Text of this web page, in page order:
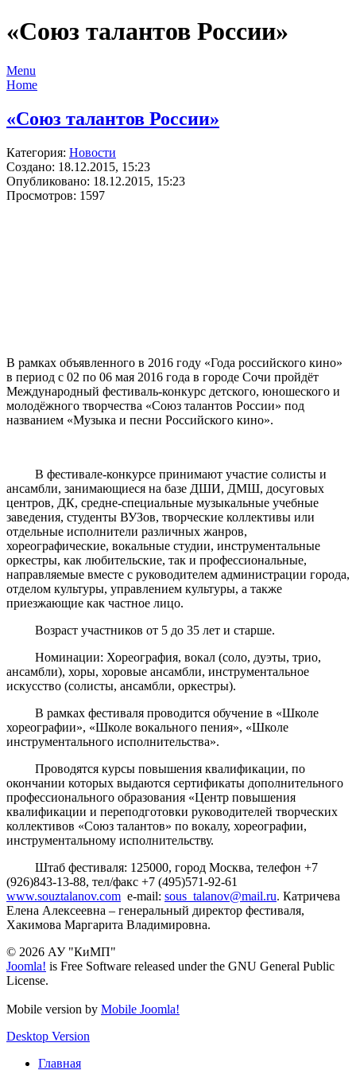
«Союз талантов России»
Menu
Home
«Союз талантов России»
Категория: Новости
Создано: 18.12.2015, 15:23
Опубликовано: 18.12.2015, 15:23
Просмотров: 1597
В рамках объявленного в 2016 году «Года российского кино»
в период с 02 по 06 мая 2016 года в городе Сочи пройдёт
Международный фестиваль-конкурс детского, юношеского и
молодёжного творчества «Союз талантов России» под
названием «Музыка и песни Российского кино».
В фестивале-конкурсе принимают участие солисты и
ансамбли, занимающиеся на базе ДШИ, ДМШ, досуговых
центров, ДК, средне-специальные музыкальные учебные
заведения, студенты ВУЗов, творческие коллективы или
отдельные исполнители различных жанров,
хореографические, вокальные студии, инструментальные
оркестры, как любительские, так и профессиональные,
направляемые вместе с руководителем администрации города,
отделом культуры, управлением культуры, а также
приезжающие как частное лицо.
Возраст участников от 5 до 35 лет и старше.
Номинации: Хореография, вокал (соло, дуэты, трио,
ансамбли), хоры, хоровые ансамбли, инструментальное
искусство (солисты, ансамбли, оркестры).
В рамках фестиваля проводится обучение в «Школе
хореографии», «Школе вокального пения», «Школе
инструментального исполнительства».
Проводятся курсы повышения квалификации, по
окончании которых выдаются сертификаты дополнительного
профессионального образования «Центр повышения
квалификации и переподготовки руководителей творческих
коллективов «Союз талантов» по вокалу, хореографии,
инструментальному исполнительству.
Штаб фестиваля: 125000, город Москва, телефон +7
(926)843-13-88, тел/факс +7 (495)571-92-61
www.souztalanov.com e-mail: sous_talanov​@​mail.ru. Катричева
Елена Алексеевна – генеральный директор фестиваля,
Хакимова Маргарита Владимировна.
© 2026 АУ "КиМП"
Joomla! is Free Software released under the GNU General Public
License.
Mobile version by Mobile Joomla!
Desktop Version
Главная